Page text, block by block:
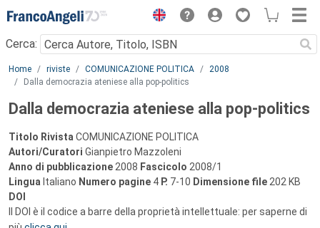
Menu
Cerca:
Main content
Home riviste COMUNICAZIONE POLITICA
2008
Dalla democrazia ateniese alla pop-politics
Dalla democrazia ateniese alla pop-politics
Titolo Rivista COMUNICAZIONE POLITICA
Autori/Curatori Gianpietro Mazzoleni
Anno di pubblicazione 2008 Fascicolo 2008/1
Lingua Italiano Numero pagine 4 P. 7-10 Dimensione file 202 KB
DOI
Il DOI è il codice a barre della proprietà intellettuale: per saperne di